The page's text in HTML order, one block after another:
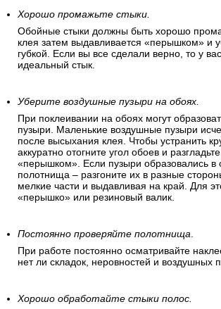
Хорошо промажьте стыки.
Обойные стыки должны быть хорошо
клея затем выдавливается «перышком» и
губкой. Если вы все сделали верно, то у
идеальный стык.
Уберите воздушные пузыри на обоях.
При поклеивании на обоях могут
пузыри. Маленькие воздушные пузыри
после высыхания клея. Чтобы устранить
аккуратно отогните угол обоев и
«перышком». Если пузыри образовались в
полотнища – разгоните их в разные
мелкие части и выдавливая на край. Для
«перышко» или резиновый валик.
Постоянно проверяйте полотнища.
При работе постоянно осматривайте
нет ли складок, неровностей и воздушных
Хорошо обработайте стыки полос.